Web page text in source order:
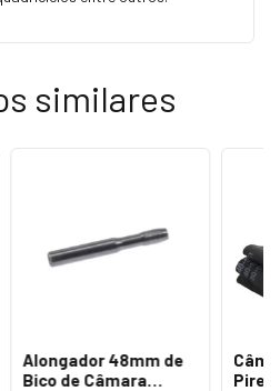
similares
Alongador 48mm de
Bico de Câmara